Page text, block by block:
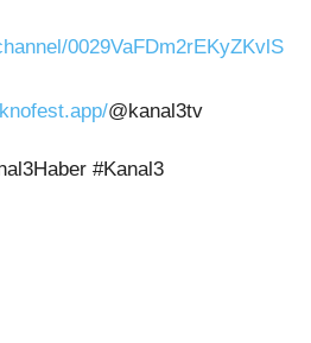
0029VaFDm2rEKyZKvlS
@kanal3tv
#Kanal3